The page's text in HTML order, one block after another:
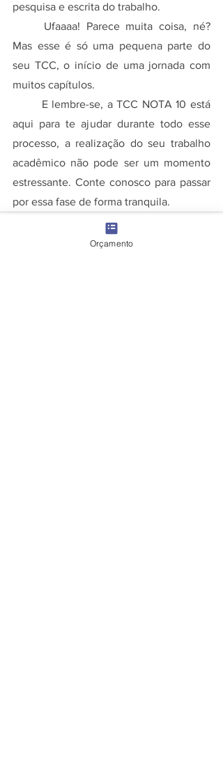
pesquisa e escrita do trabalho.
Mas esse é só uma pequena parte do
seu TCC, o início de uma jornada com
muitos capítulos.
aqui para te ajudar durante todo esse
processo, a realização do seu trabalho
acadêmico não pode ser um momento
estressante. Conte conosco para passar
por essa fase de forma tranquila.
Orçamento